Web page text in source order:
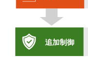
追加制御